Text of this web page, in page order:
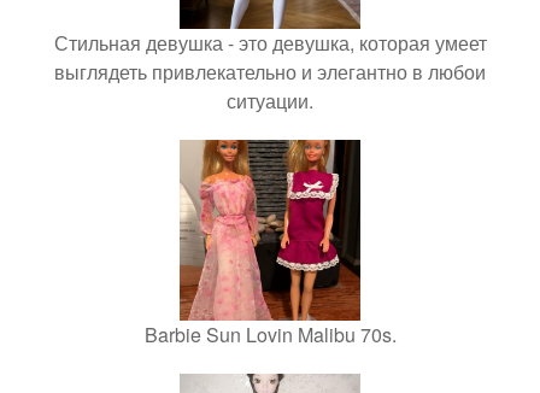
Стильная девушка - это девушка, которая умеет
выглядеть привлекательно и элегантно в любои
ситуации.
Barbie Sun Lovin Malibu 70s.